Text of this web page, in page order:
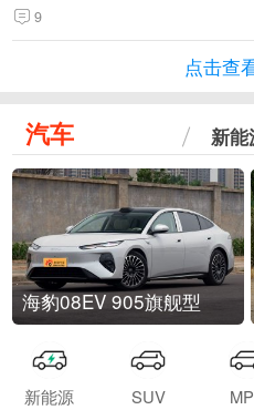
9
点击查
汽车 新能
海豹08EV 905旗舰型
新能源 SUV